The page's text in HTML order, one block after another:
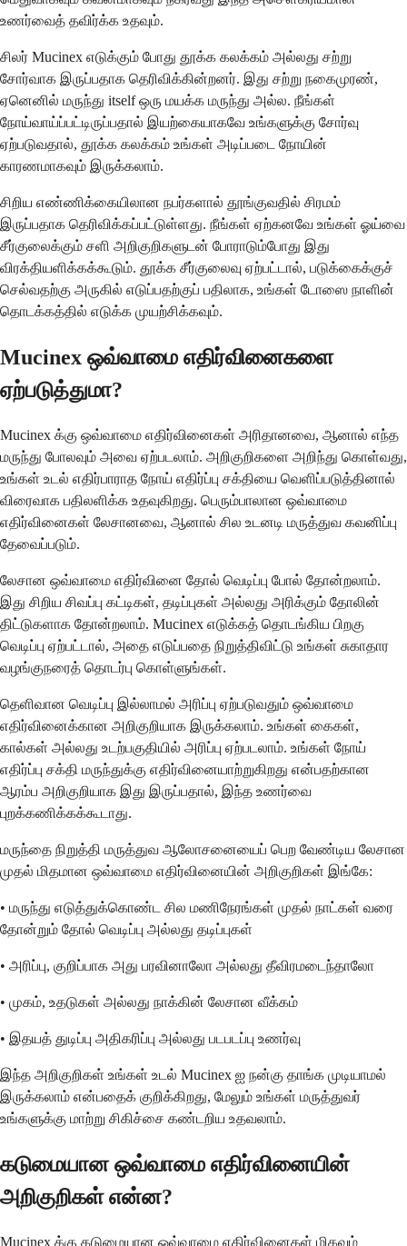
உணர்வைத் தவிர்க்க உதவும்.
சிலர் Mucinex எடுக்கும் போது தூக்க கலக்கம் அல்லது சற்று
சோர்வாக இருப்பதாக தெரிவிக்கின்றனர். இது சற்று நகைமுரண்,
ஏனெனில் மருந்து itself ஒரு மயக்க மருந்து அல்ல. நீங்கள்
நோய்வாய்ப்பட்டிருப்பதால் இயற்கையாகவே உங்களுக்கு சோர்வு
ஏற்படுவதால், தூக்க கலக்கம் உங்கள் அடிப்படை நோயின்
காரணமாகவும் இருக்கலாம்.
சிறிய எண்ணிக்கையிலான நபர்களால் தூங்குவதில் சிரமம்
இருப்பதாக தெரிவிக்கப்பட்டுள்ளது. நீங்கள் ஏற்கனவே உங்கள் ஓய்வை
சீர்குலைக்கும் சளி அறிகுறிகளுடன் போராடும்போது இது
விரக்தியளிக்கக்கூடும். தூக்க சீர்குலைவு ஏற்பட்டால், படுக்கைக்குச்
செல்வதற்கு அருகில் எடுப்பதற்குப் பதிலாக, உங்கள் டோஸை நாளின்
தொடக்கத்தில் எடுக்க முயற்சிக்கவும்.
Mucinex ஒவ்வாமை எதிர்வினைகளை
ஏற்படுத்துமா?
Mucinex க்கு ஒவ்வாமை எதிர்வினைகள் அரிதானவை, ஆனால் எந்த
மருந்து போலவும் அவை ஏற்படலாம். அறிகுறிகளை அறிந்து கொள்வது,
உங்கள் உடல் எதிர்பாராத நோய் எதிர்ப்பு சக்தியை வெளிப்படுத்தினால்
விரைவாக பதிலளிக்க உதவுகிறது. பெரும்பாலான ஒவ்வாமை
எதிர்வினைகள் லேசானவை, ஆனால் சில உடனடி மருத்துவ கவனிப்பு
தேவைப்படும்.
லேசான ஒவ்வாமை எதிர்வினை தோல் வெடிப்பு போல் தோன்றலாம்.
இது சிறிய சிவப்பு கட்டிகள், தடிப்புகள் அல்லது அரிக்கும் தோலின்
திட்டுகளாக தோன்றலாம். Mucinex எடுக்கத் தொடங்கிய பிறகு
வெடிப்பு ஏற்பட்டால், அதை எடுப்பதை நிறுத்திவிட்டு உங்கள் சுகாதார
வழங்குநரைத் தொடர்பு கொள்ளுங்கள்.
தெளிவான வெடிப்பு இல்லாமல் அரிப்பு ஏற்படுவதும் ஒவ்வாமை
எதிர்வினைக்கான அறிகுறியாக இருக்கலாம். உங்கள் கைகள்,
கால்கள் அல்லது உடற்பகுதியில் அரிப்பு ஏற்படலாம். உங்கள் நோய்
எதிர்ப்பு சக்தி மருந்துக்கு எதிர்வினையாற்றுகிறது என்பதற்கான
ஆரம்ப அறிகுறியாக இது இருப்பதால், இந்த உணர்வை
புறக்கணிக்கக்கூடாது.
மருந்தை நிறுத்தி மருத்துவ ஆலோசனையைப் பெற வேண்டிய லேசான
முதல் மிதமான ஒவ்வாமை எதிர்வினையின் அறிகுறிகள் இங்கே:
• மருந்து எடுத்துக்கொண்ட சில மணிநேரங்கள் முதல் நாட்கள் வரை
தோன்றும் தோல் வெடிப்பு அல்லது தடிப்புகள்
• அரிப்பு, குறிப்பாக அது பரவினாலோ அல்லது தீவிரமடைந்தாலோ
• முகம், உதடுகள் அல்லது நாக்கின் லேசான வீக்கம்
• இதயத் துடிப்பு அதிகரிப்பு அல்லது படபடப்பு உணர்வு
இந்த அறிகுறிகள் உங்கள் உடல் Mucinex ஐ நன்கு தாங்க முடியாமல்
இருக்கலாம் என்பதைக் குறிக்கிறது, மேலும் உங்கள் மருத்துவர்
உங்களுக்கு மாற்று சிகிச்சை கண்டறிய உதவலாம்.
கடுமையான ஒவ்வாமை எதிர்வினையின்
அறிகுறிகள் என்ன?
Mucinex க்கு கடுமையான ஒவ்வாமை எதிர்வினைகள் மிகவும்